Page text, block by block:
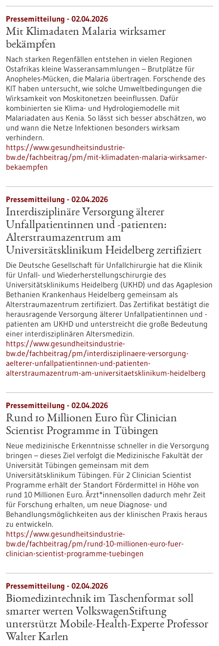
Pressemitteilung - 02.04.2026
Mit Klimadaten Malaria wirksamer
bekämpfen
Nach starken Regenfällen entstehen in vielen Regionen
Ostafrikas kleine Wasseransammlungen – Brutplätze für
Anopheles-Mücken, die Malaria übertragen. Forschende des
KIT haben untersucht, wie solche Umweltbedingungen die
Wirksamkeit von Moskitonetzen beeinflussen. Dafür
kombinierten sie Klima- und Hydrologiemodelle mit
Malariadaten aus Kenia. So lässt sich besser abschätzen, wo
und wann die Netze Infektionen besonders wirksam
verhindern.
https://www.gesundheitsindustrie-
bw.de/fachbeitrag/pm/mit-klimadaten-malaria-wirksamer-
bekaempfen
Pressemitteilung - 02.04.2026
Interdisziplinäre Versorgung älterer
Unfallpatientinnen und -patienten:
Alterstraumazentrum am
Universitätsklinikum Heidelberg zertifiziert
Die Deutsche Gesellschaft für Unfallchirurgie hat die Klinik
für Unfall- und Wiederherstellungschirurgie des
Universitätsklinikums Heidelberg (UKHD) und das Agaplesion
Bethanien Krankenhaus Heidelberg gemeinsam als
Alterstraumazentrum zertifiziert. Das Zertifikat bestätigt die
herausragende Versorgung älterer Unfallpatientinnen und -
patienten am UKHD und unterstreicht die große Bedeutung
einer interdisziplinären Altersmedizin.
https://www.gesundheitsindustrie-
bw.de/fachbeitrag/pm/interdisziplinaere-versorgung-
aelterer-unfallpatientinnen-und-patienten-
alterstraumazentrum-am-universitaetsklinikum-heidelberg
Pressemitteilung - 02.04.2026
Rund 10 Millionen Euro für Clinician
Scientist Programme in Tübingen
Neue medizinische Erkenntnisse schneller in die Versorgung
bringen – dieses Ziel verfolgt die Medizinische Fakultät der
Universität Tübingen gemeinsam mit dem
Universitätsklinikum Tübingen. Für 2 Clinician Scientist
Programme erhält der Standort Fördermittel in Höhe von
rund 10 Millionen Euro. Ärzt*innensollen dadurch mehr Zeit
für Forschung erhalten, um neue Diagnose- und
Behandlungsmöglichkeiten aus der klinischen Praxis heraus
zu entwickeln.
https://www.gesundheitsindustrie-
bw.de/fachbeitrag/pm/rund-10-millionen-euro-fuer-
clinician-scientist-programme-tuebingen
Pressemitteilung - 02.04.2026
Biomedizintechnik im Taschenformat soll
smarter werten VolkswagenStiftung
unterstützt Mobile-Health-Experte Professor
Walter Karlen